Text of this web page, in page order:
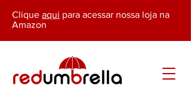
Clique aqui para acessar nossa loja na
Amazon